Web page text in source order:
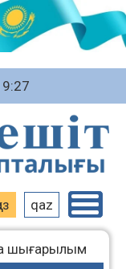
qaz
шығарылым